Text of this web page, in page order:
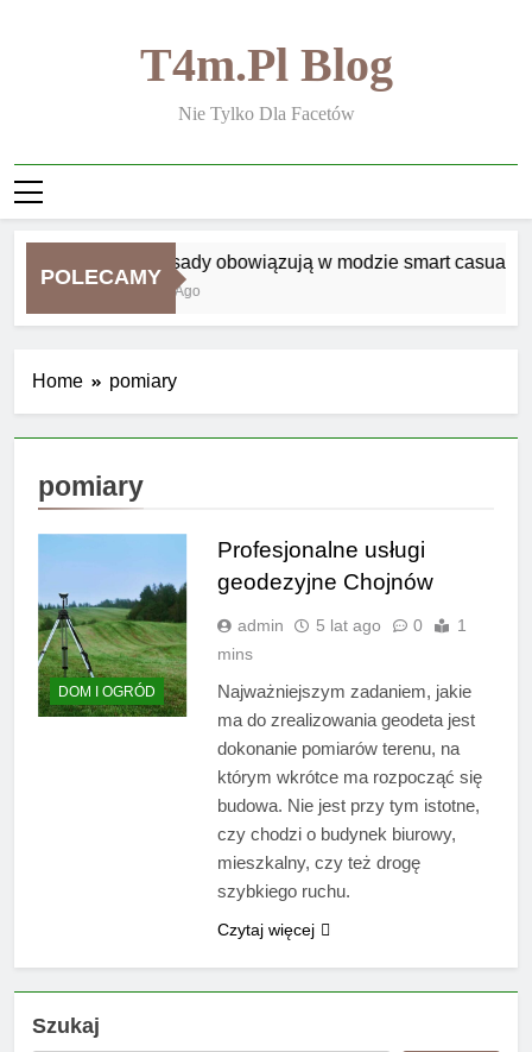
T4m.pl Blog
Nie Tylko Dla Facetów
POLECAMY
Jakie zasady obowiązują w modzie smart casual
2 Tygodnie Ago
Home pomiary
pomiary
DOM I OGRÓD
Profesjonalne usługi
geodezyjne Chojnów
admin 5 lat ago 0
1
mins
Najważniejszym zadaniem, jakie
ma do zrealizowania geodeta jest
dokonanie pomiarów terenu, na
którym wkrótce ma rozpocząć się
budowa. Nie jest przy tym istotne,
czy chodzi o budynek biurowy,
mieszkalny, czy też drogę
szybkiego ruchu.
Czytaj więcej
Szukaj